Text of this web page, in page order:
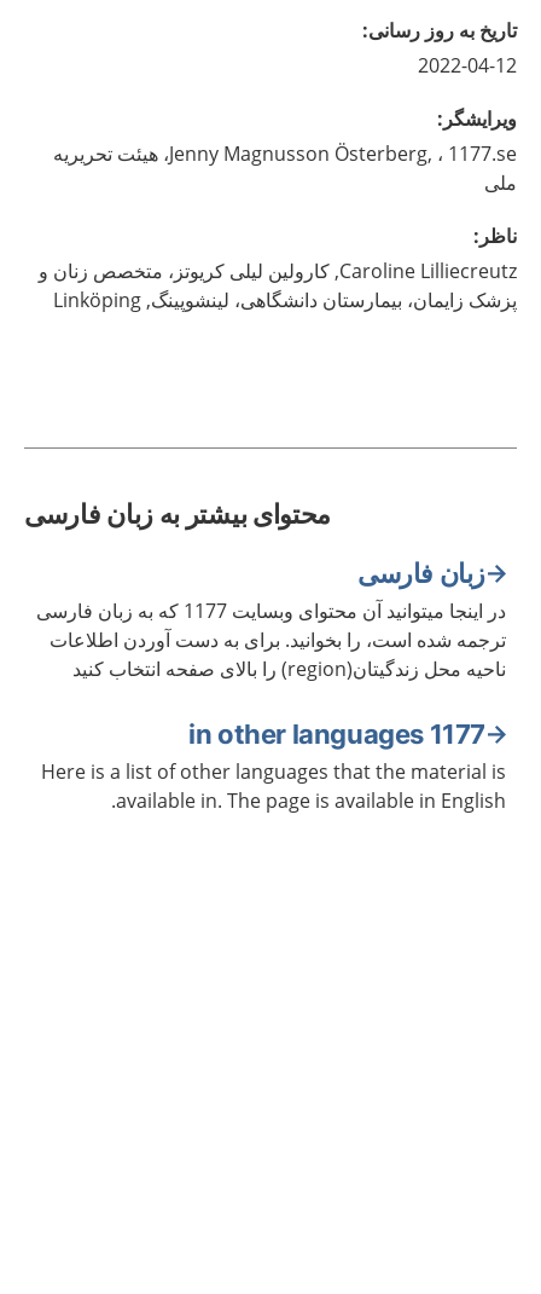
تاريخ به روز رسانى:
2022-04-12
ويرايشگر :
Jenny Magnusson Österberg,
، 1177.se، هیئت تحریریه
ملی
ناظر :
Caroline Lilliecreutz,
کارولین لیلی کریوتز، متخصص زنان و
پزشک زایمان، بیمارستان دانشگاهی، لینشوپینگ, Linköping
محتوای بیشتر به زبان فارسی
زبان فارسی
در اینجا میتوانید آن محتوای وبسایت 1177 که به زبان فارسی
ترجمه شده است، را بخوانید. برای به دست آوردن اطلاعات
ناحیه محل زندگیتان(region) را بالای صفحه انتخاب کنید
1177 in other languages
Here is a list of other languages that the material is
available in. The page is available in English.